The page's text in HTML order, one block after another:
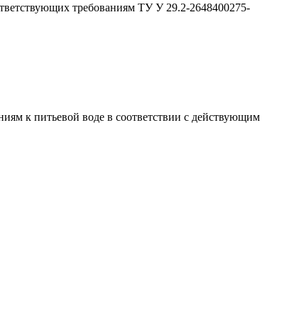
требованиям ТУ У 29.2-2648400275-
к питьевой воде в соответствии с действующим